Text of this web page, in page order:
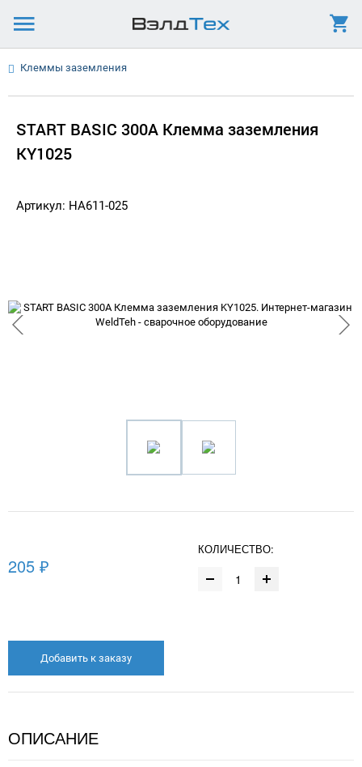
Клеммы заземления
START BASIC 300А Клемма заземления
KY1025
Артикул: HA611-025
205 ₽
КОЛИЧЕСТВО:
Добавить к заказу
ОПИСАНИЕ